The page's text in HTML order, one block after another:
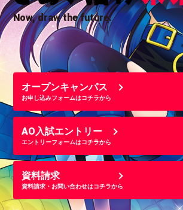
Now, draw the future.
オープンキャンパス
お申し込みフォームはコチラから
AO入試エントリー
エントリーフォームはコチラから
資料請求
資料請求・お問い合わせはコチラから